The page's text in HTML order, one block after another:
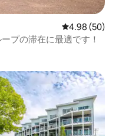
レビュー50
4.98 (50)
大人数グループの滞在に最適です！